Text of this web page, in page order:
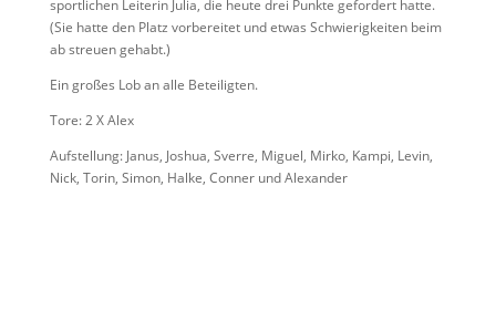
sportlichen Leiterin Julia, die heute drei Punkte gefordert hatte.
(Sie hatte den Platz vorbereitet und etwas Schwierigkeiten beim
ab streuen gehabt.)
Ein großes Lob an alle Beteiligten.
Tore: 2 X Alex
Aufstellung: Janus, Joshua, Sverre, Miguel, Mirko, Kampi, Levin,
Nick, Torin, Simon, Halke, Conner und Alexander